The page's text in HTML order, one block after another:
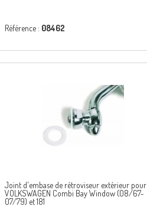
Référence : 08462
Joint d'embase de rétroviseur extérieur pour
VOLKSWAGEN Combi Bay Window (08/67-
07/79) et 181